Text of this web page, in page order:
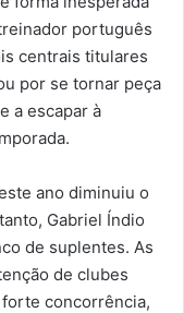
português
centrais titulares
por se tornar peça
a escapar à
ano diminuiu o
Gabriel Índio
de suplentes. As
de clubes
concorrência,